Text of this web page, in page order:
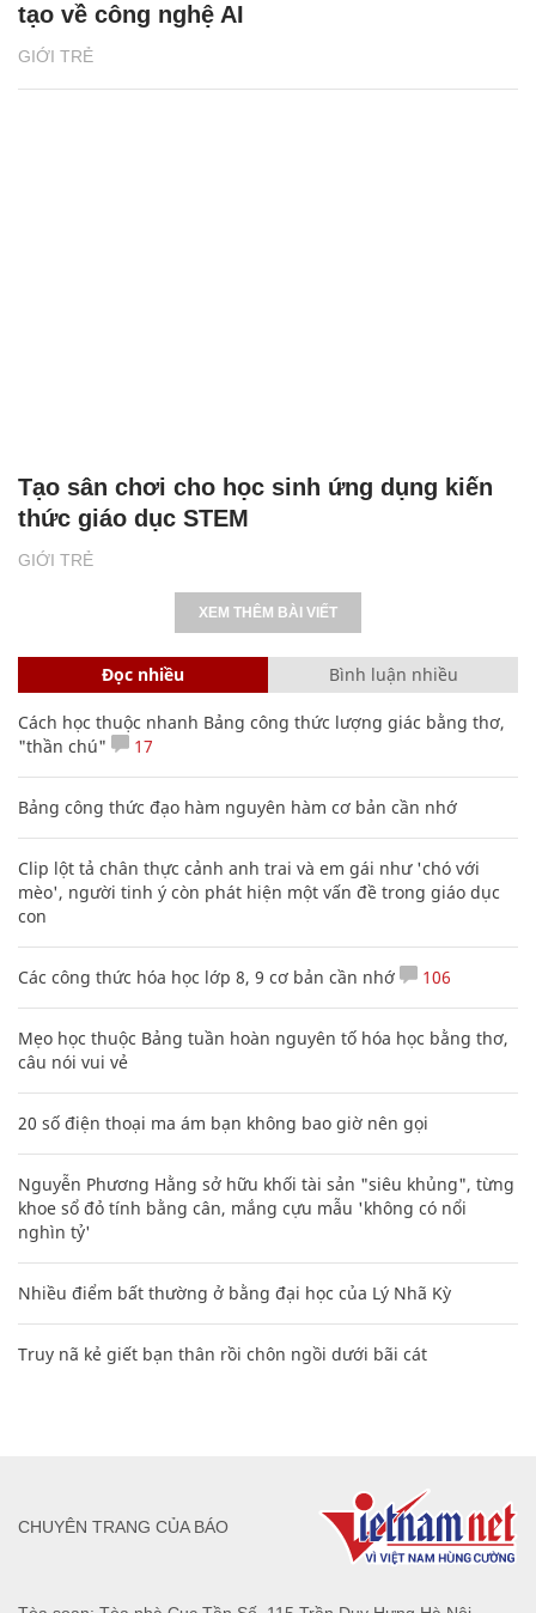
GIỚI TRẺ
tạo về công nghệ AI
GIỚI TRẺ
Tạo sân chơi cho học sinh ứng dụng kiến
thức giáo dục STEM
XEM THÊM BÀI VIẾT
Đọc nhiều Bình luận nhiều
Cách học thuộc nhanh Bảng công thức lượng giác bằng thơ,
"thần chú"
17
Bảng công thức đạo hàm nguyên hàm cơ bản cần nhớ
Clip lột tả chân thực cảnh anh trai và em gái như 'chó với
mèo', người tinh ý còn phát hiện một vấn đề trong giáo dục
con
Các công thức hóa học lớp 8, 9 cơ bản cần nhớ 106
Mẹo học thuộc Bảng tuần hoàn nguyên tố hóa học bằng thơ,
câu nói vui vẻ
20 số điện thoại ma ám bạn không bao giờ nên gọi
Nguyễn Phương Hằng sở hữu khối tài sản "siêu khủng", từng
khoe sổ đỏ tính bằng cân, mắng cựu mẫu 'không có nổi
nghìn tỷ'
Nhiều điểm bất thường ở bằng đại học của Lý Nhã Kỳ
Truy nã kẻ giết bạn thân rồi chôn ngồi dưới bãi cát
CHUYÊN TRANG CỦA BÁO